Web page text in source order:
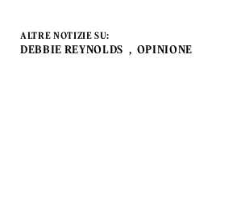
ALTRE NOTIZIE SU:
DEBBIE REYNOLDS OPINIONE